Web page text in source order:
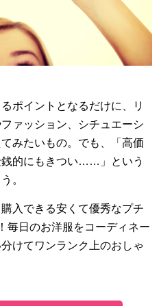
ポイントとなるだけに、リ
ァッション、シチュエーシ
みたいもの。でも、「高価
銭的にもきつい……」という
。
入できる安くて優秀なプチ
毎日のお洋服をコーディネー
けてワンランク上のおしゃ